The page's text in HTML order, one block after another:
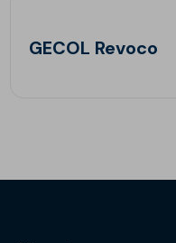
GECOL Revoco